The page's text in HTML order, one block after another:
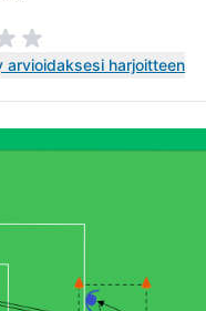
arvioidaksesi harjoitteen